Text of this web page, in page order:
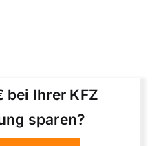
bei Ihrer KFZ
sparen?